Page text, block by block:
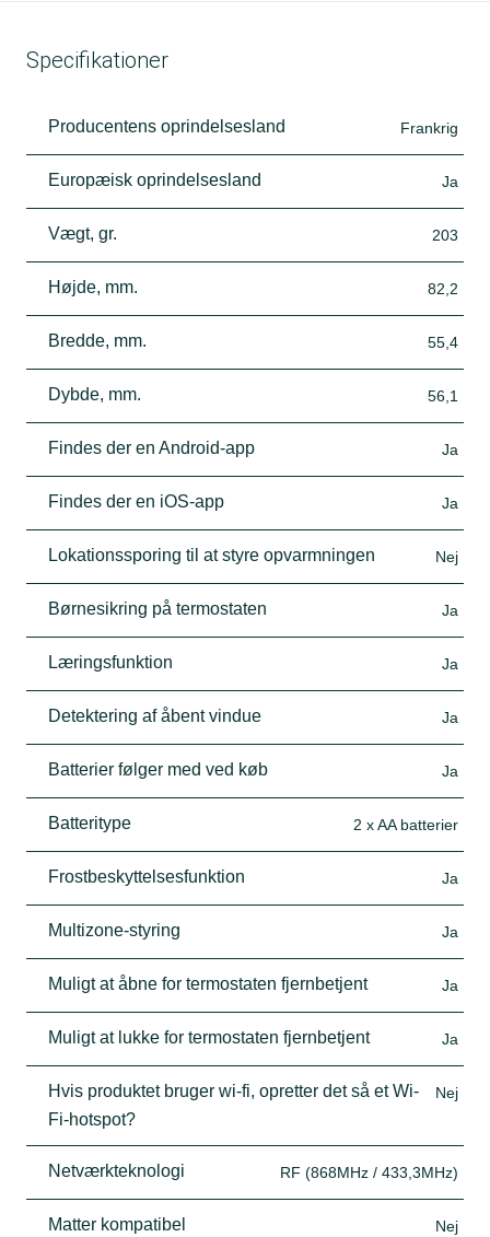
Specifikationer
Producentens oprindelsesland Frankrig
Europæisk oprindelsesland Ja
Vægt, gr. 203
Højde, mm. 82,2
Bredde, mm. 55,4
Dybde, mm. 56,1
Findes der en Android-app Ja
Findes der en iOS-app Ja
Lokationssporing til at styre opvarmningen Nej
Børnesikring på termostaten Ja
Læringsfunktion Ja
Detektering af åbent vindue Ja
Batterier følger med ved køb Ja
Batteritype 2 x AA batterier
Frostbeskyttelsesfunktion Ja
Multizone-styring Ja
Muligt at åbne for termostaten fjernbetjent Ja
Muligt at lukke for termostaten fjernbetjent Ja
Hvis produktet bruger wi-fi, opretter det så et Wi-
Fi-hotspot?
Nej
Netværkteknologi RF (868MHz / 433,3MHz)
Matter kompatibel Nej